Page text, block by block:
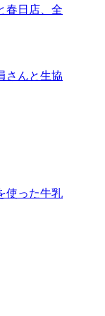
春日店、全
さんと生協
使った牛乳